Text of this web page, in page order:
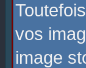
vos
image